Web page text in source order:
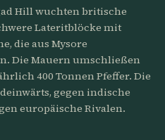
Hill wuchten britische
Lateritblöcke mit
die aus Mysore
Die Mauern umschließen
400 Tonnen Pfeffer. Die
gegen indische
europäische Rivalen.